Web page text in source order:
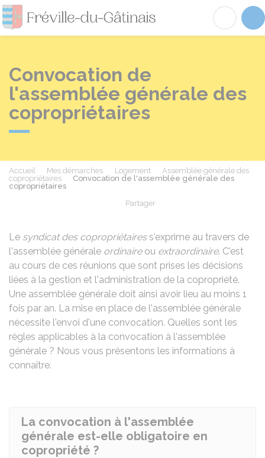
Fréville-du-
Convocation de
l'assemblée générale des
copropriétaires
Accueil Mes démarches Logement
Assemblée générale des
copropriétaires
Convocation de l'assemblée générale des
copropriétaires
Partager
Le syndicat des copropriétairess'exprime au travers de
l'assemblée générale ordinaire ou extraordinaire. C'est
au cours de ces réunions que sont prises les décisions
liées à la gestion et l'administration de la copropriété.
Une assemblée générale doit ainsi avoir lieu au moins 1
fois par an. La mise en place de l'assemblée générale
nécessite l'envoi d'une convocation. Quelles sont les
règles applicables à la convocation à l'assemblée
générale ? Nous vous présentons les informations à
connaître.
La convocation à l'assemblée
générale est-elle obligatoire en
copropriété ?